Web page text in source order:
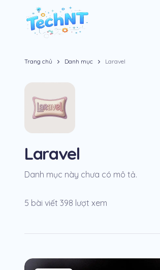
Trang chủ Danh mục Laravel
Laravel
Danh mục này chưa có mô tả.
5 bài viết 398 lượt xem